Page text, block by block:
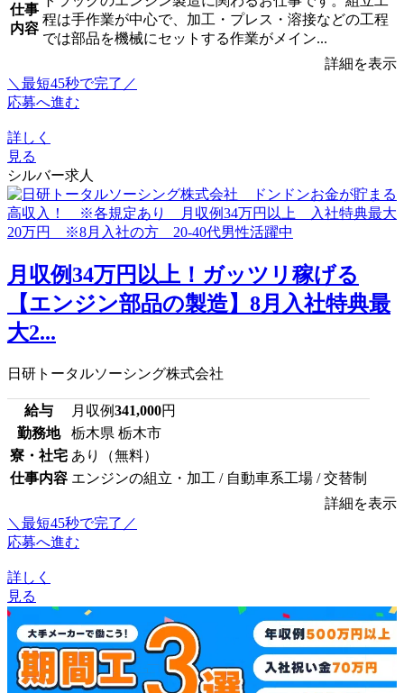
仕事
内容
程は手作業が中心で、加工・プレス・溶接などの工程
では部品を機械にセットする作業がメイン...
詳細を表示
＼最短45秒で完了／
応募へ進む
詳しく
見る
シルバー求人
月収例34万円以上！ガッツリ稼げる
【エンジン部品の製造】8月入社特典最
大2...
日研トータルソーシング株式会社
給与 月収例341,000円
勤務地
栃木県 栃木市
寮・社宅 あり（無料）
仕事内容 エンジンの組立・加工 / 自動車系工場 / 交替制
詳細を表示
＼最短45秒で完了／
応募へ進む
詳しく
見る